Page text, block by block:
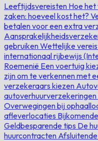
Leeftijdsvereisten Hoe
zaken: hoeveel kost het?
betalen voor een extra
gebruikenWettelijke
internationaal rijbewijs
Roemenië Een voertuig
zijn om te verkennen met
verzekeraars kiezen
autoverhuurverzekeringen
Overwegingen bij
afleverlocaties
Geldbesparende tips De
huurcontracten